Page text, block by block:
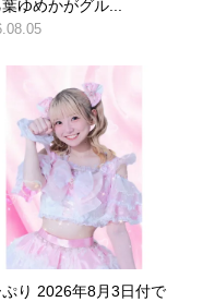
ゆめかがグル...
り 2026年8月3日付で